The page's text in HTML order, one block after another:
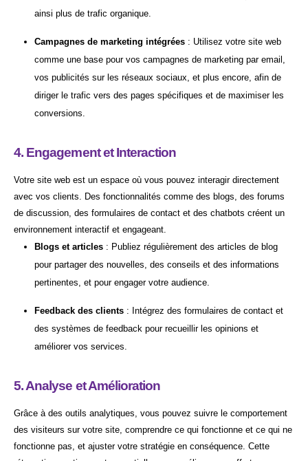
ainsi plus de trafic organique.
Campagnes de marketing intégrées : Utilisez votre site web
comme une base pour vos campagnes de marketing par email,
vos publicités sur les réseaux sociaux, et plus encore, afin de
diriger le trafic vers des pages spécifiques et de maximiser les
conversions.
4. Engagement et Interaction
Votre site web est un espace où vous pouvez interagir directement
avec vos clients. Des fonctionnalités comme des blogs, des forums
de discussion, des formulaires de contact et des chatbots créent un
environnement interactif et engageant.
Blogs et articles : Publiez régulièrement des articles de blog
pour partager des nouvelles, des conseils et des informations
pertinentes, et pour engager votre audience.
Feedback des clients : Intégrez des formulaires de contact et
des systèmes de feedback pour recueillir les opinions et
améliorer vos services.
5. Analyse et Amélioration
Grâce à des outils analytiques, vous pouvez suivre le comportement
des visiteurs sur votre site, comprendre ce qui fonctionne et ce qui ne
fonctionne pas, et ajuster votre stratégie en conséquence. Cette